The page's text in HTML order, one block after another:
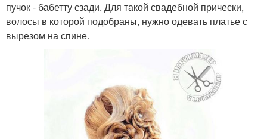
пучок - бабетту сзади. Для такой свадебной прически,
волосы в которой подобраны, нужно одевать платье с
вырезом на спине.